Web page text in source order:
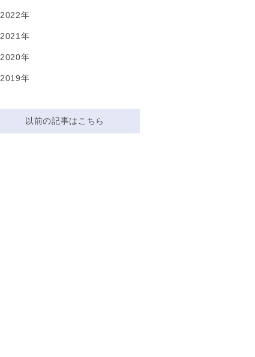
2022年
2021年
2020年
2019年
以前の記事はこちら